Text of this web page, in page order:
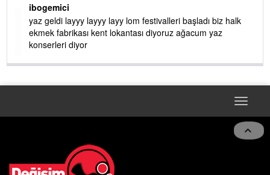
ibogemici
yaz geldi layyy layyy layy lom festivalleri başladı biz halk
ekmek fabrikası kent lokantası diyoruz ağacum yaz
konserleri diyor
Toggle